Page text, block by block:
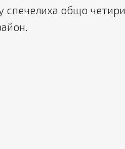
спечелиха общо четири